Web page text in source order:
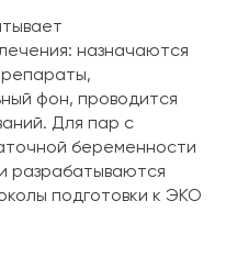
назначаются
фон, проводится
Для пар с
беременности
разрабатываются
подготовки к ЭКО